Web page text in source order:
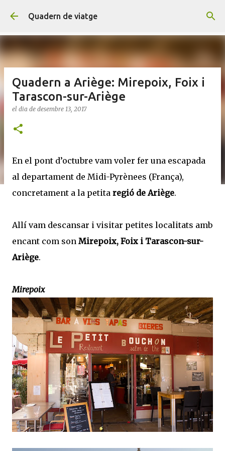
Salta al contingut principal
Quadern de viatge
Quadern a Ariège: Mirepoix, Foix i
Tarascon-sur-Ariège
el dia de desembre 13, 2017
En el pont d’octubre vam voler fer una escapada
al departament de Midi-Pyrènees (França),
concretament a la petita regió de Ariège.
Allí vam descansar i visitar petites localitats amb
encant com son Mirepoix, Foix i Tarascon-sur-
Ariège.
Mirepoix